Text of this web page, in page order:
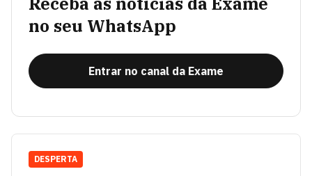
no seu WhatsApp
Entrar no canal da Exame
DESPERTA